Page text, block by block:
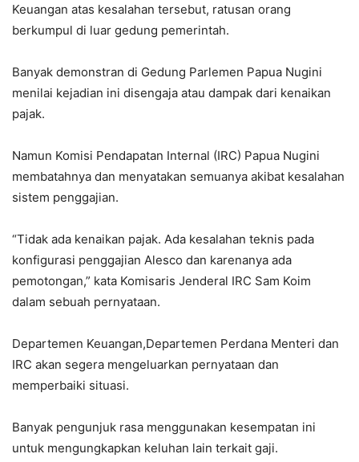
Keuangan atas kesalahan tersebut, ratusan orang
berkumpul di luar gedung pemerintah.
Banyak demonstran di Gedung Parlemen Papua Nugini
menilai kejadian ini disengaja atau dampak dari kenaikan
pajak.
Namun Komisi Pendapatan Internal (IRC) Papua Nugini
membatahnya dan menyatakan semuanya akibat kesalahan
sistem penggajian.
“Tidak ada kenaikan pajak. Ada kesalahan teknis pada
konfigurasi penggajian Alesco dan karenanya ada
pemotongan,” kata Komisaris Jenderal IRC Sam Koim
dalam sebuah pernyataan.
Departemen Keuangan,Departemen Perdana Menteri dan
IRC akan segera mengeluarkan pernyataan dan
memperbaiki situasi.
Banyak pengunjuk rasa menggunakan kesempatan ini
untuk mengungkapkan keluhan lain terkait gaji.